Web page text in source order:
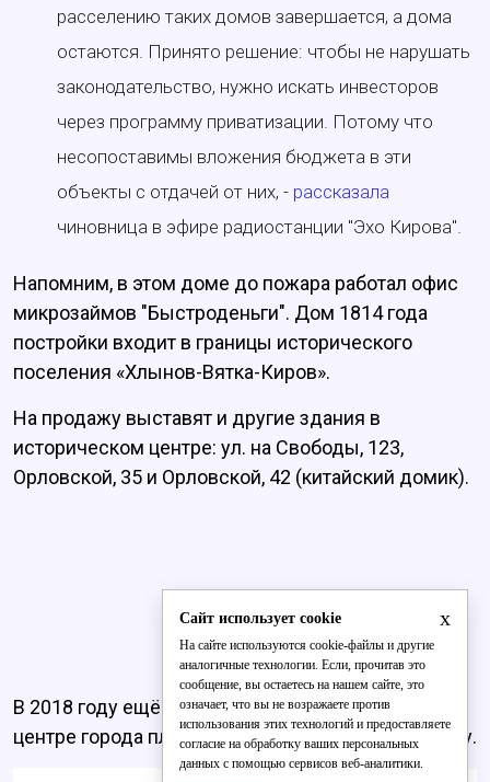
расселению таких домов завершается, а дома
остаются. Принято решение: чтобы не нарушать
законодательство, нужно искать инвесторов
через программу приватизации. Потому что
несопоставимы вложения бюджета в эти
объекты с отдачей от них, - рассказала
чиновница в эфире радиостанции "Эхо Кирова".
Напомним, в этом доме до пожара работал офис
микрозаймов "Быстроденьги". Дом 1814 года
постройки входит в границы исторического
поселения «Хлынов-Вятка-Киров».
На продажу выставят и другие здания в
историческом центре: ул. на Свободы, 123,
Орловской, 35 и Орловской, 42 (китайский домик).
В 2018 году ещё порядка 5 таких объектов в
центре города планируется выставить на продажу.
x
Сайт использует cookie
На сайте используются cookie-файлы и другие
аналогичные технологии. Если, прочитав это
сообщение, вы остаетесь на нашем сайте, это
означает, что вы не возражаете против
использования этих технологий и предоставляете
согласие на обработку ваших персональных
данных с помощью сервисов веб-аналитики.